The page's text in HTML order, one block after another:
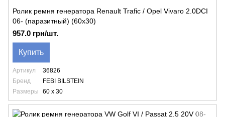
Ролик ремня генератора Renault Trafic / Opel Vivaro 2.0DCI
06- (паразитный) (60х30)
957.0 грн/шт.
Купить
Артикул
36826
Бренд
FEBI BILSTEIN
Размеры
60 x 30